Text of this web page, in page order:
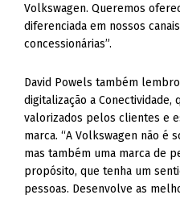
Volkswagen. Queremos
diferenciada em nossos
concessionárias”.
David Powels também
digitalização a Conectividade,
valorizados pelos clientes e
marca. “A Volkswagen não é
mas também uma marca de
propósito, que tenha um
pessoas. Desenvolve as